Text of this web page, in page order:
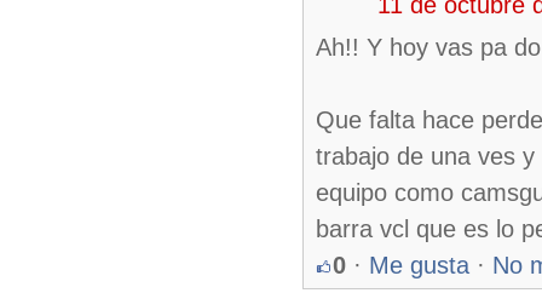
Ah!! Y hoy vas pa
Que falta hace
trabajo de una ves
equipo como
barra vcl que es lo
0 · Me gusta · No